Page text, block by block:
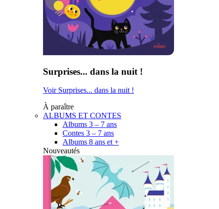
Surprises... dans la nuit !
Voir Surprises... dans la nuit !
À paraître
ALBUMS ET CONTES
Albums 3 – 7 ans
Contes 3 – 7 ans
Albums 8 ans et +
Nouveautés